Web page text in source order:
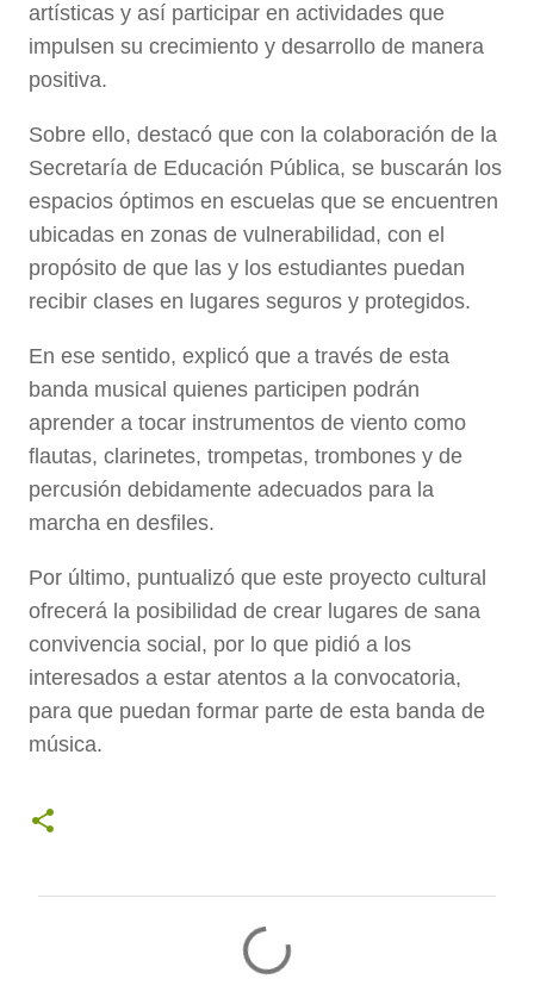
artísticas y así participar en actividades que
impulsen su crecimiento y desarrollo de manera
positiva.
Sobre ello, destacó que con la colaboración de la
Secretaría de Educación Pública, se buscarán los
espacios óptimos en escuelas que se encuentren
ubicadas en zonas de vulnerabilidad, con el
propósito de que las y los estudiantes puedan
recibir clases en lugares seguros y protegidos.
En ese sentido, explicó que a través de esta
banda musical quienes participen podrán
aprender a tocar instrumentos de viento como
flautas, clarinetes, trompetas, trombones y de
percusión debidamente adecuados para la
marcha en desfiles.
Por último, puntualizó que este proyecto cultural
ofrecerá la posibilidad de crear lugares de sana
convivencia social, por lo que pidió a los
interesados a estar atentos a la convocatoria,
para que puedan formar parte de esta banda de
música.